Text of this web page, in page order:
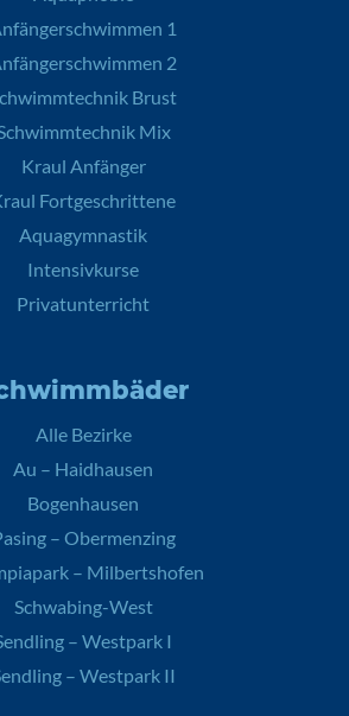
1
2
Brust
Mix
Kraul Anfänger
Fortgeschrittene
Aquagymnastik
Intensivkurse
Privatunterricht
Alle Bezirke
Au – Haidhausen
Bogenhausen
– Obermenzing
– Milbertshofen
Schwabing-West
– Westpark I
– Westpark II